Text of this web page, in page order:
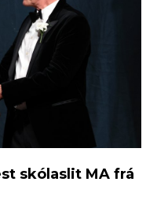
skólaslit MA frá